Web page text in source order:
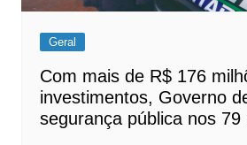
Geral
Com mais de R$ 176
investimentos, Governo
segurança pública nos 79